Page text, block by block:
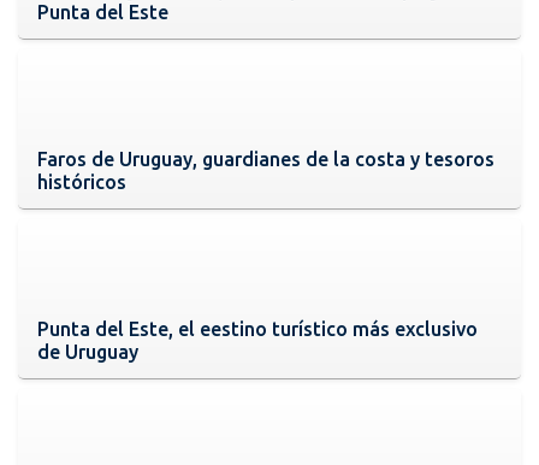
Punta del Este
Faros de Uruguay, guardianes de la costa y tesoros
históricos
Punta del Este, el eestino turístico más exclusivo
de Uruguay